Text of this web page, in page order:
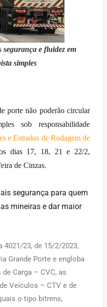
e fluidez em
simples
porte não poderão circular
sob responsabilidade
e Estradas de Rodagem de
dias 17, 18, 21 e 22/2,
de Cinzas.
segurança para quem
mineiras e dar maior
4021/23, de 15/2/2023,
Grande Porte e engloba
Carga – CVC, as
Veículos – CTV e de
o tipo bitrens,